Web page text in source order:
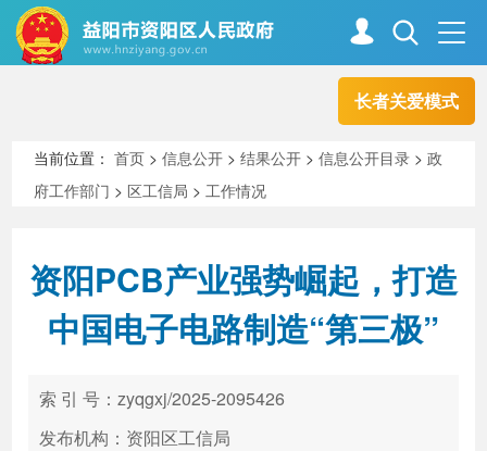
长者关爱模式
走进资阳
新闻中心 解读回应
政务服务
当前位置：首页 >信息公开 >结果公开 >信息公开目录 >政
府工作部门 > 区工信局 >工作情况
资阳PCB产业强势崛起，打造
中国电子电路制造“第三极”
索 引 号：zyqgxj/2025-2095426
发布机构：资阳区工信局